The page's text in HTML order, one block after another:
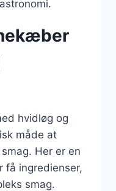
hvidløg og
måde at
Her er en
få ingredienser,
smag.